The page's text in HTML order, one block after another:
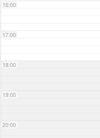
16:00
17:00
18:00
19:00
20:00